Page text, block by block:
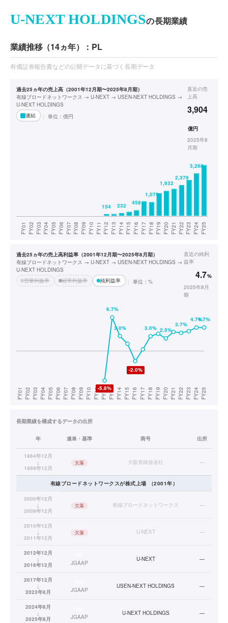
U-NEXT HOLDINGSの長期業績
業績推移（14ヵ年）：PL
有価証券報告書などの公開データに基づく長期データ
過去25ヵ年の売上高（2001年12月期〜2025年8月期）
有線ブロードネットワークス → U-NEXT → USEN-NEXT HOLDINGS →
U-NEXT HOLDINGS
連結
単位： 億円
直近の売
上高
3,904
億円
2025年8
月期
過去25ヵ年の売上高利益率（2001年12月期〜2025年8月期）
有線ブロードネットワークス → U-NEXT → USEN-NEXT HOLDINGS →
U-NEXT HOLDINGS
営業利益率
経常利益率 純利益率 単位：%
直近の純利
益率
4.7%
2025年8月
期
長期業績を構成するデータの出所
年 連単・基準 商号 出所
1964年12月
↓
1999年12月
欠落 大阪有線放送社 —
有線ブロードネットワークスが株式上場 （2001年）
2000年12月
↓
2009年12月
欠落 有線ブロードネットワークス —
2010年12月
↓
2011年12月
欠落 U-NEXT —
2012年12月
↓
2016年12月
JGAAP
U-NEXT —
2017年12月
↓
2023年8月
JGAAP
USEN-NEXT HOLDINGS —
2024年8月
↓
2025年8月
JGAAP
U-NEXT HOLDINGS —